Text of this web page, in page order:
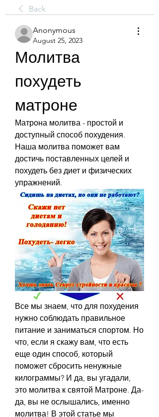
Back
Anonymous
August 25, 2023
Молитва
похудеть
матроне
Матрона молитва - простой и
доступный способ похудения.
Наша молитва поможет вам
достичь поставленных целей и
похудеть без диет и физических
упражнений.
Все мы знаем, что для похудения
нужно соблюдать правильное
питание и заниматься спортом. Но
что, если я скажу вам, что есть
еще один способ, который
поможет сбросить ненужные
килограммы? И да, вы угадали,
это молитва к святой Матроне. Да-
да, вы не ослышались, именно
молитва! В этой статье мы